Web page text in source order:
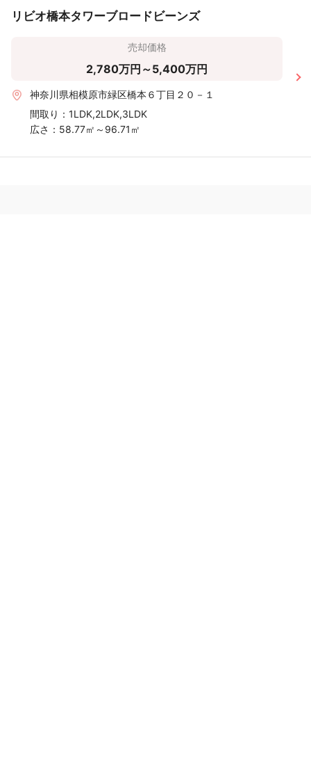
リビオ橋本タワーブロードビーンズ
売却価格
2,780万円～5,400万円
神奈川県相模原市緑区橋本６丁目２０－１
間取り： 1LDK,2LDK,3LDK
広さ： 58.77㎡～96.71㎡